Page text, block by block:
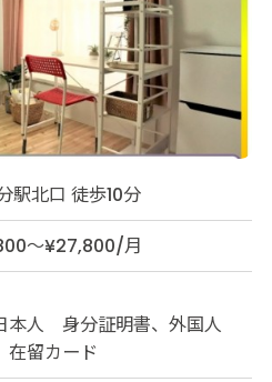
駅北口 徒歩10分
～¥27,800/月
人 身分証明書、外国人
在留カード